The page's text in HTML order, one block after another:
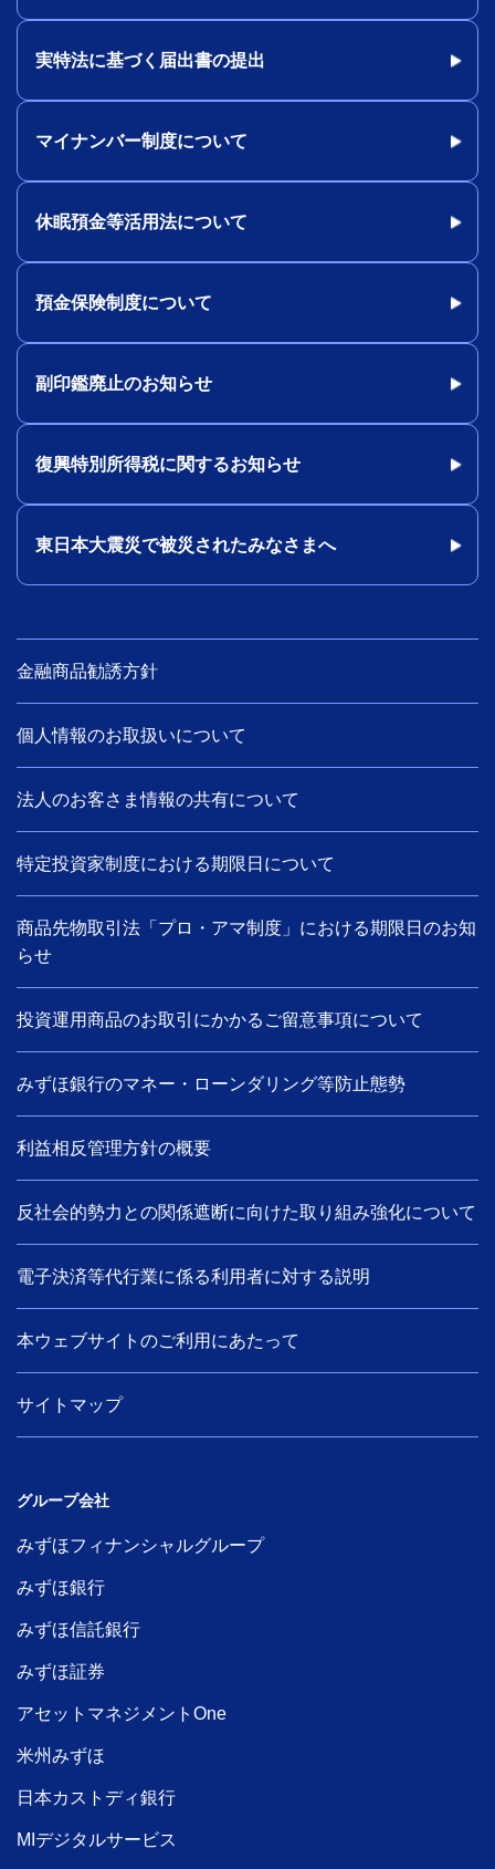
実特法に基づく届出書の提出
マイナンバー制度について
休眠預金等活用法について
預金保険制度について
副印鑑廃止のお知らせ
復興特別所得税に関するお知らせ
東日本大震災で被災されたみなさまへ
金融商品勧誘方針
個人情報のお取扱いについて
法人のお客さま情報の共有について
特定投資家制度における期限日について
商品先物取引法「プロ・アマ制度」における期限日のお知
らせ
投資運用商品のお取引にかかるご留意事項について
みずほ銀行のマネー・ローンダリング等防止態勢
利益相反管理方針の概要
反社会的勢力との関係遮断に向けた取り組み強化について
電子決済等代行業に係る利用者に対する説明
本ウェブサイトのご利用にあたって
サイトマップ
グループ会社
みずほフィナンシャルグループ
みずほ銀行
みずほ信託銀行
みずほ証券
アセットマネジメントOne
米州みずほ
日本カストディ銀行
MIデジタルサービス